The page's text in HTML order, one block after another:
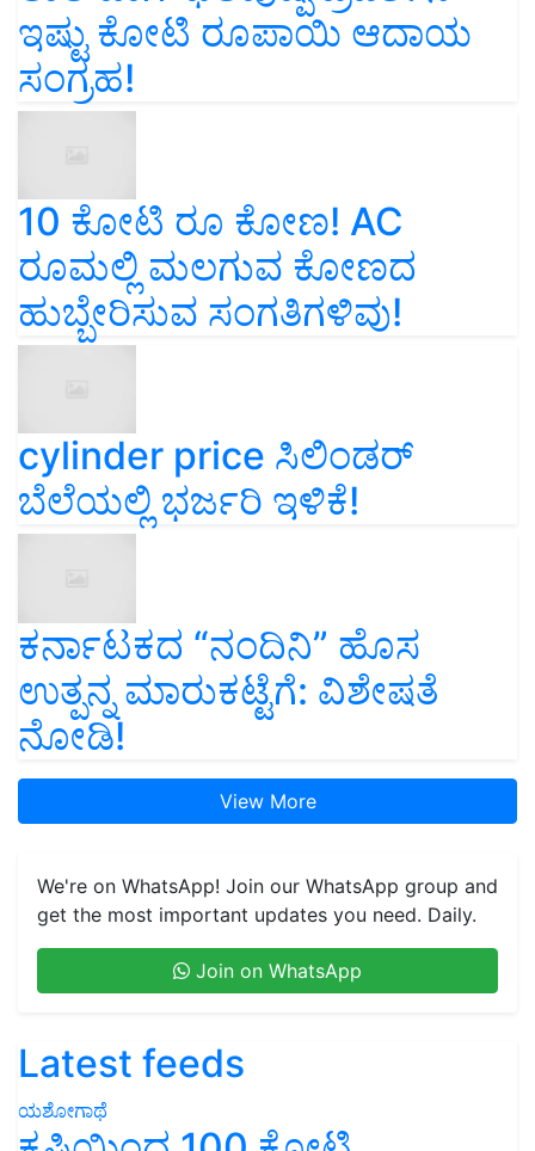
ಇಷ್ಟು ಕೋಟಿ ರೂಪಾಯಿ ಆದಾಯ
ಸಂಗ್ರಹ!
10 ಕೋಟಿ ರೂ ಕೋಣ! AC
ರೂಮಲ್ಲಿ ಮಲಗುವ ಕೋಣದ
ಹುಬ್ಬೇರಿಸುವ ಸಂಗತಿಗಳಿವು!
cylinder price ಸಿಲಿಂಡರ್‌
ಬೆಲೆಯಲ್ಲಿ ಭರ್ಜರಿ ಇಳಿಕೆ!
ಕರ್ನಾಟಕದ “ನಂದಿನಿ” ಹೊಸ
ಉತ್ಪನ್ನ ಮಾರುಕಟ್ಟೆಗೆ: ವಿಶೇಷತೆ
ನೋಡಿ!
View More
We're on WhatsApp! Join our WhatsApp group and
get the most important updates you need. Daily.
Join on WhatsApp
Latest feeds
ಯಶೋಗಾಥೆ